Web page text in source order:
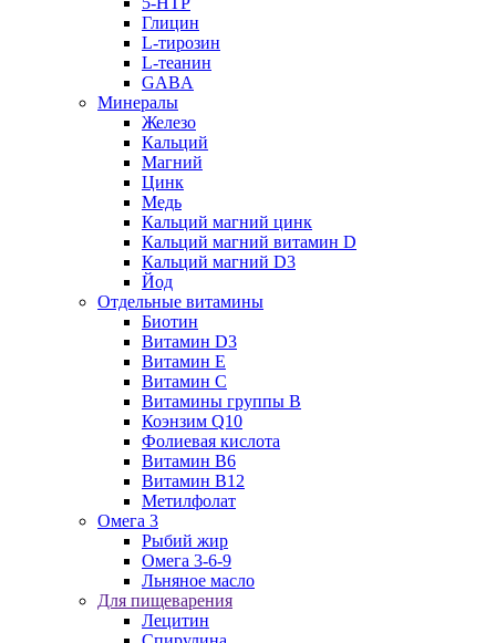
Глицин
L-тирозин
L-теанин
GABA
Минералы
Железо
Кальций
Магний
Цинк
Медь
Кальций магний цинк
Кальций магний витамин D
Кальций магний D3
Йод
Отдельные витамины
Биотин
Витамин D3
Витамин E
Витамин C
Витамины группы B
Коэнзим Q10
Фолиевая кислота
Витамин B6
Витамин B12
Метилфолат
Омега 3
Рыбий жир
Омега 3-6-9
Льняное масло
Для пищеварения
Лецитин